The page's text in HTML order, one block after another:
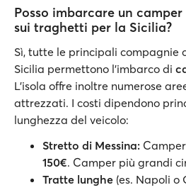
Posso imbarcare un
sui traghetti per la Sicilia?
Sì, tutte le principali compagnie
Sicilia permettono l’imbarco di
L’isola offre inoltre numerose
attrezzati. I costi dipendono
lunghezza del veicolo:
Stretto di Messina:
150€. Camper più grandi
Tratte lunghe (es. Napoli o